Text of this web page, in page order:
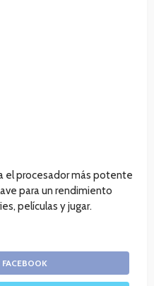
el procesador más potente
para un rendimiento
películas y jugar.